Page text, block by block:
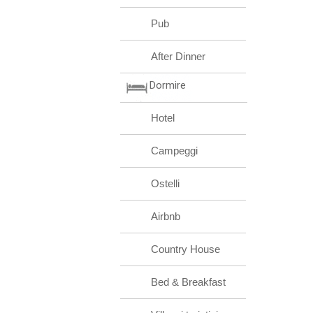
Pub
After Dinner
Dormire
Hotel
Campeggi
Ostelli
Airbnb
Country House
Bed & Breakfast